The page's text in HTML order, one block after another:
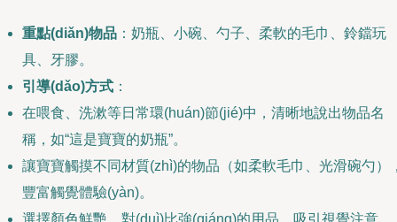
重點(diǎn)物品 ：奶瓶、小碗、勺子、柔軟的毛巾、鈴鐺玩
具、牙膠。
引導(dǎo)方式 ：
在喂食、洗漱等日常環(huán)節(jié)中，清晰地說出物品名
稱，如“這是寶寶的奶瓶”。
讓寶寶觸摸不同材質(zhì)的物品（如柔軟毛巾、光滑碗勺）
豐富觸覺體驗(yàn)。
選擇顏色鮮艷、對(duì)比強(qiáng)的用品，吸引視覺注意。